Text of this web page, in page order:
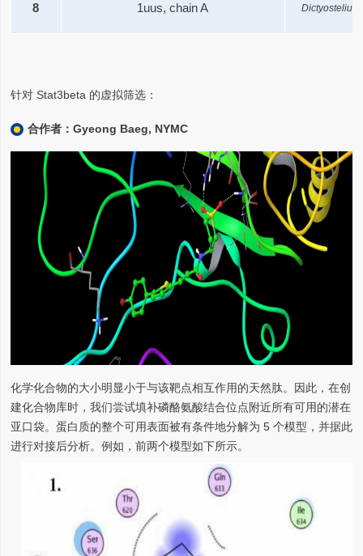
8 1uus, chain A
针对 Stat3beta 的虚拟筛选：
合作者：Gyeong Baeg, NYMC
化学化合物的大小明显小于与该靶点相互作用的天然肽。因此，在创
建化合物库时，我们尝试填补磷酪氨酸结合位点附近所有可用的潜在
亚口袋。蛋白质的整个可用表面被有条件地分解为 5 个模型，并据此
进行对接后分析。例如，前两个模型如下所示。